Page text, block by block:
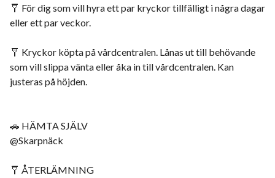
🩼 För dig som vill hyra ett par kryckor tillfälligt i några dagar
eller ett par veckor.
🩼 Kryckor köpta på vårdcentralen. Lånas ut till behövande
som vill slippa vänta eller åka in till vårdcentralen. Kan
justeras på höjden.
🚗 HÄMTA SJÄLV
@Skarpnäck
🩼 ÅTERLÄMNING